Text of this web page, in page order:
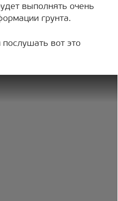
выполнять очень
грунта.
вот это